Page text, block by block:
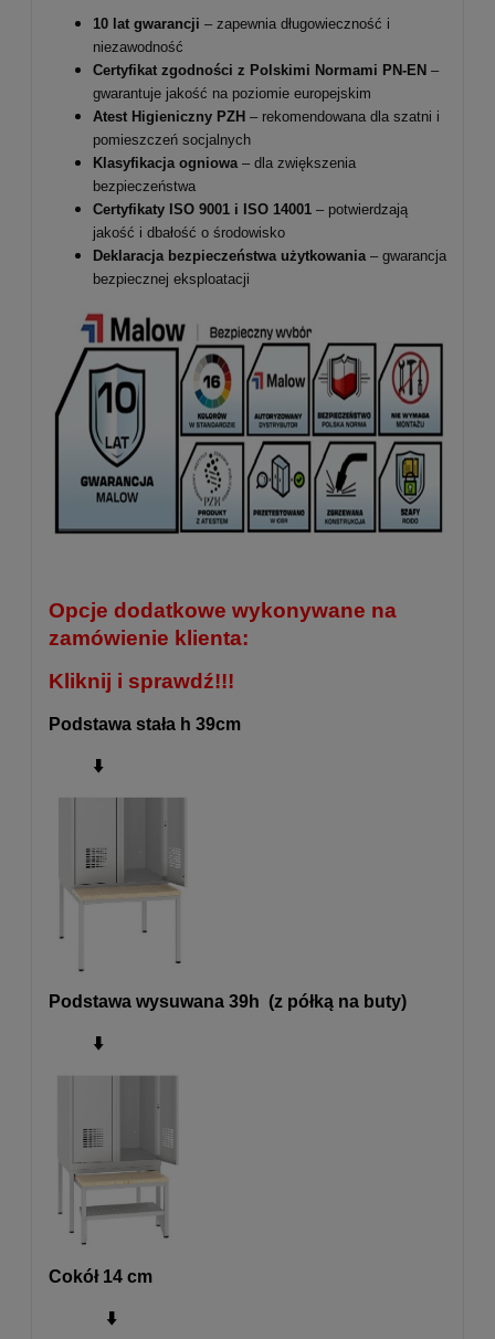
10 lat gwarancji – zapewnia długowieczność i
niezawodność
Certyfikat zgodności z Polskimi Normami PN-EN –
gwarantuje jakość na poziomie europejskim
Atest Higieniczny PZH – rekomendowana dla szatni i
pomieszczeń socjalnych
Klasyfikacja ogniowa– dla zwiększenia
bezpieczeństwa
Certyfikaty ISO 9001 i ISO 14001 – potwierdzają
jakość i dbałość o środowisko
Deklaracja bezpieczeństwa użytkowania– gwarancja
bezpiecznej eksploatacji
Opcje dodatkowe wykonywane na
zamówienie klienta:
Kliknij i sprawdź!!!
Podstawa stała h 39cm
⬇️
Podstawa wysuwana 39h (z półką na buty)
⬇️
Cokół 14 cm
⬇️